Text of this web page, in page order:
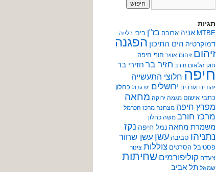
תגיות
MTBE אניה ארובה בז"ן ביבי בלייה
דמוקרטיה הים התיכון הפגנה
זיהום זיהום אוויר חוף חיפה
חוק הלאום חורב חזיר בר חזירי בר
חיפה חלוצי התעשייה
יהודים וערבים ירושלים יש גבול כחלון
כתבי אישום מגמה ירוקה מחאה
מפרץ חיפה מצחנה מרכז הכרמל
מרכז חורב משה כחלון
משמרת מחאה נמל חיפה נקז
נתניהו סביבה עשן עשן שחור
פסטיבל הסרטים צוללות צינור
צעדה קוליפורמים שחיתות
שמאל תל אביב